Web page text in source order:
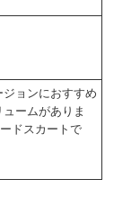
ョンにおすすめ
ームがありま
ドスカートで